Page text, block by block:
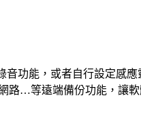
音功能，或者自行設定
路…等遠端備份功能，讓